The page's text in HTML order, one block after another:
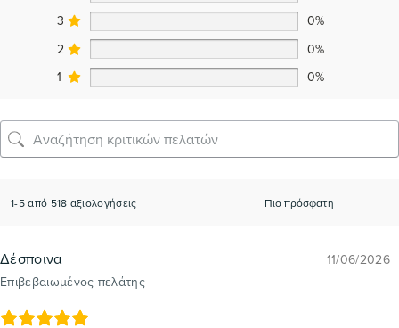
3
0%
2
0%
1
0%
1-5 από 518 αξιολογήσεις
Δέσποινα
Επιβεβαιωμένος πελάτης
11/06/2026